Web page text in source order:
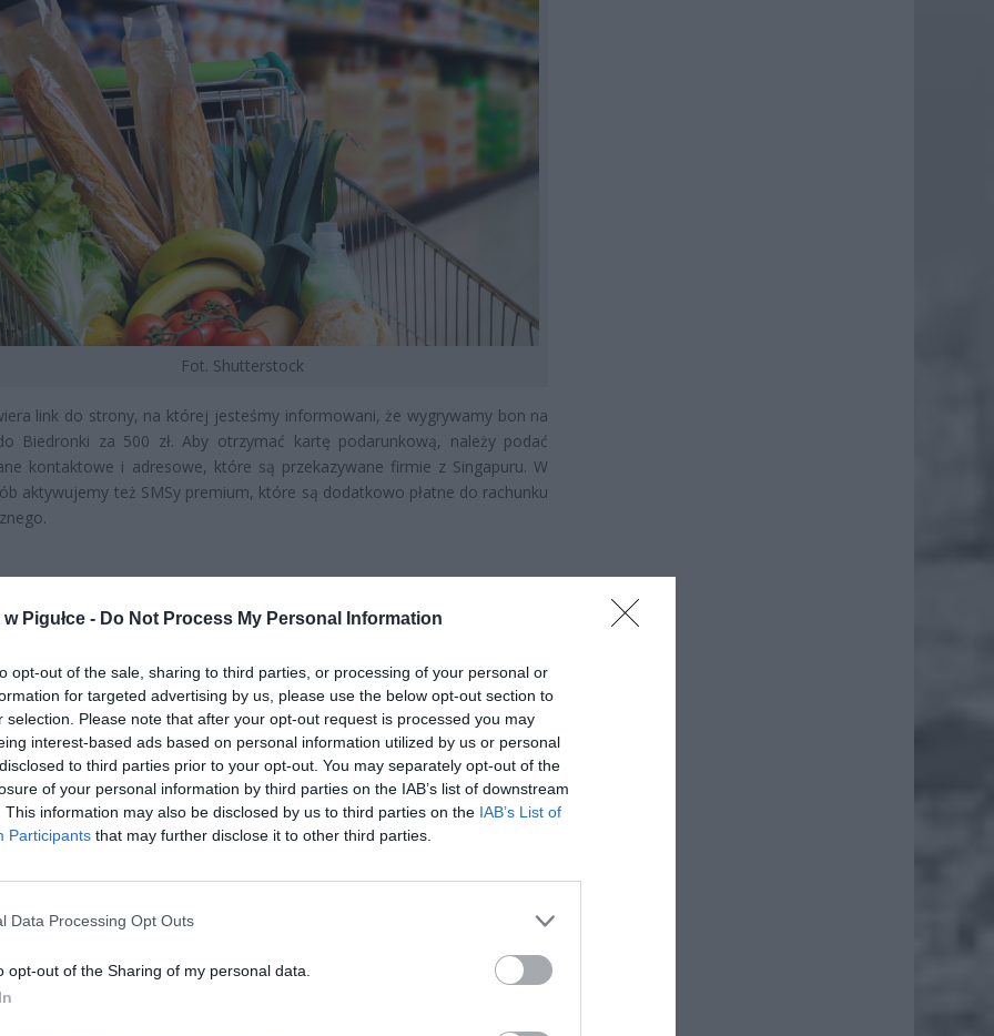
Pigułce - Do Not Process My Personal Information
opt-out of the sale, sharing to third parties, or processing of your personal or
for targeted advertising by us, please use the below opt-out section to
selection. Please note that after your opt-out request is processed you may
interest-based ads based on personal information utilized by us or personal
to third parties prior to your opt-out. You may separately opt-out of the
of your personal information by third parties on the IAB’s list of downstream
This information may also be disclosed by us to third parties on the IAB’s List of
Participants that may further disclose it to other third parties.
Data Processing Opt Outs
opt-out of the Sharing of my personal data.
Fot. Shutterstock
link do strony, na której jesteśmy informowani, że wygrywamy bon na
Biedronki za 500 zł. Aby otrzymać kartę podarunkową, należy podać
kontaktowe i adresowe, które są przekazywane firmie z Singapuru. W
aktywujemy też SMSy premium, które są dodatkowo płatne do rachunku
ad
RÓWNIEŻ:
przecenił hit do kuchni. Air fryer tańszy aż o 150 zł, a to dopiero